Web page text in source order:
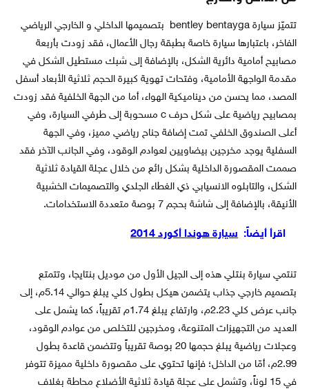
تتميّز سيارة bentley bentayga بتصميمها الداخلي و الخارجي الرياضي
الفاخر، باعتبارها سيارة خاصة بطبقة رجال الأعمال، فقد زودت بأربعة
مصابيح أمامية دائرية الشكل، بالإضافة إلى شبك مستطيل الشكل في
مقدمة الواجهة الأمامية، وفتحات تهوية كبيرة الحجم ثلاثية الأبعاد أسفل
المصد، مما يحسن من ديناميكية الهواء، أما من الجهة الخلفية فقد زودت
بمصابيح رياضية على شكل حرف c مسحوبة إلى طرفي السيارة، وفي
أعلى الصندوق الخلفي تمت إضافة جناح رياضي مميز، وفي الجهة
السفلية يوجد مخرجين بيضاويين لعوادم الوقود، وفي الجانب الآخر فقد
صممت المقصورة الداخلية بشكل رائع من خلال عجلة القيادة ثلاثية
الشكل، والتابلوه الانسيابي ذي الغطاء الجلدي والتصميمات الخشبية
الأنيقة، بالإضافة إلى شاشة بحجم 7 بوصة متعددة الاستخدامات.
اقرأ أيضاً: سيارة هوندا أكورد 2014
تنتمي سيارة بنتلي هذه إلى الجيل الأول من موديل بنتايجا، وتتمتع
بتصميم خارجي جذاب يتضمن هيكل بطول كلي يبلغ حوالي 5.14م، إلى
جانب عرض كلي 2.23م، وارتفاع يبلغ 1.74م تقريباً، كما يشمل على
العديد من التجهيزات المتنوعة، ومخرجين للتخلص من عوادم الوقود،
وعجلات رياضية يبلغ حجمها 20 بوصة تقريباً وتتضمن قاعدة بطول
2.99م، أمّا من الداخل؛ فإنها تحتوي على مقصورة داخلية مميزة تتوفر
في 15 لوناً، وتشمل على عجلة قيادة ثلاثية الأضلاع محاطة بغلاف